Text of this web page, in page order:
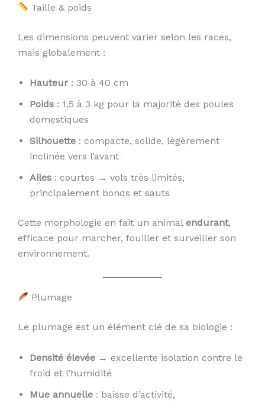
Taille & poids
Les dimensions peuvent varier selon les races,
mais globalement :
Hauteur : 30 à 40 cm
Poids : 1,5 à 3 kg pour la majorité des poules
domestiques
Silhouette : compacte, solide, légèrement
inclinée vers l’avant
Ailes : courtes → vols très limités,
principalement bonds et sauts
Cette morphologie en fait un animal endurant,
efficace pour marcher, fouiller et surveiller son
environnement.
Plumage
Le plumage est un élément clé de sa biologie :
Densité élevée → excellente isolation contre le
froid et l’humidité
Mue annuelle : baisse d’activité,